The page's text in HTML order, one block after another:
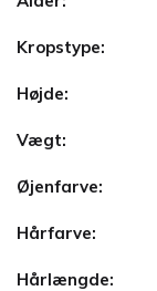
Kropstype:
Højde:
Vægt:
Øjenfarve:
Hårfarve:
Hårlængde: